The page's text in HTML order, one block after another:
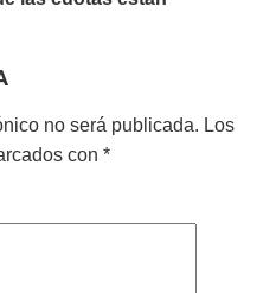
no será publicada. Los
con *